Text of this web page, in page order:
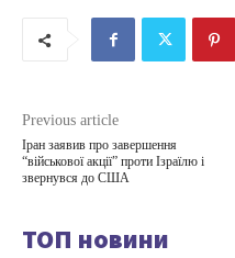
Previous article
Іран заявив про завершення
“військової акції” проти Ізраїлю і
звернувся до США
ТОП новини